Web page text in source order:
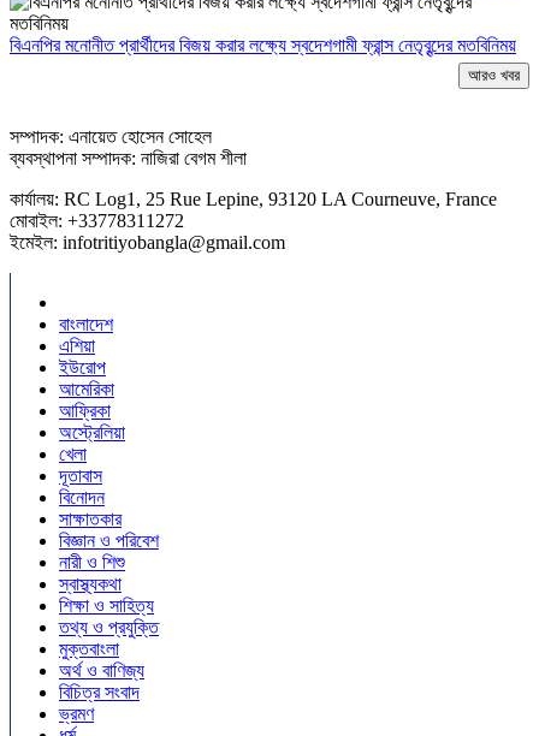
বিএনপির মনোনীত প্রার্থীদের বিজয় করার লক্ষ্যে স্বদেশগামী ফ্রান্স নেতৃবৃন্দের মতবিনিময়
আরও খবর
সম্পাদক: এনায়েত হোসেন সোহেল
ব্যবস্থাপনা সম্পাদক: নাজিরা বেগম শীলা
কার্যালয়: RC Log1, 25 Rue Lepine, 93120 LA Courneuve, France
মোবাইল: +33778311272
ইমেইল: infotritiyobangla@gmail.com
বাংলাদেশ
এশিয়া
ইউরোপ
আমেরিকা
আফ্রিকা
অস্ট্রেলিয়া
খেলা
দূতাবাস
বিনোদন
সাক্ষাতকার
বিজ্ঞান ও পরিবেশ
নারী ও শিশু
স্বাস্থ্যকথা
শিক্ষা ও সাহিত্য
তথ্য ও প্রযুক্তি
মুক্তবাংলা
অর্থ ও বাণিজ্য
বিচিত্র সংবাদ
ভ্রমণ